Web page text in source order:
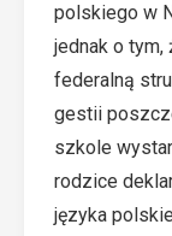
polskiego w
jednak o tym,
federalną
gestii
szkole
rodzice
języka